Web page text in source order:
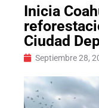
Inicia
Ciudad
Septiembre 28,